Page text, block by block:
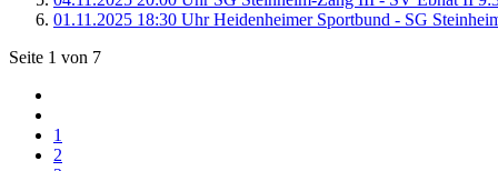
01.11.2025 18:30 Uhr Heidenheimer Sportbund - SG
Seite 1 von 7
1
2